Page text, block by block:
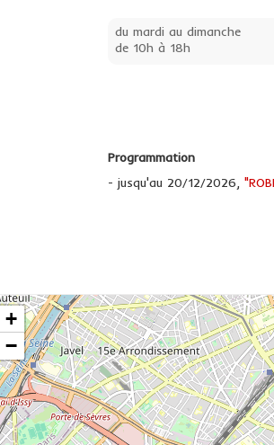
du mardi au dimanche
de 10h à 18h
Programmation
- jusqu'au 20/12/2026,
+
−